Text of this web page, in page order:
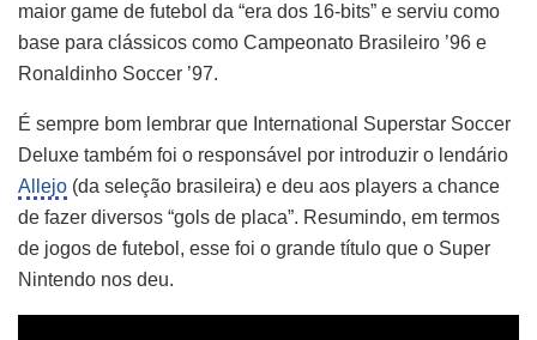
maior game de futebol da “era dos 16-bits” e serviu como
base para clássicos como Campeonato Brasileiro ’96 e
Ronaldinho Soccer ’97.
É sempre bom lembrar que International Superstar Soccer
Deluxe também foi o responsável por introduzir o lendário
Allejo (da seleção brasileira) e deu aos players a chance
de fazer diversos “gols de placa”. Resumindo, em termos
de jogos de futebol, esse foi o grande título que o Super
Nintendo nos deu.